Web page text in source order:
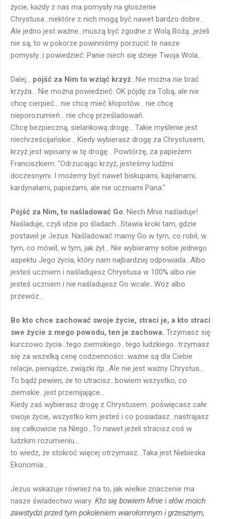
życie, każdy z nas ma pomysły na głoszenie
Chrystusa...niektóre z nich mogą być nawet bardzo dobre...
Ale jedno jest ważne...muszą być zgodne z Wolą Bożą...jeżeli
nie są, to w pokorze powinniśmy porzucić te nasze
pomysły...i powiedzieć: Panie niech się dzieje Twoja Wola...
Dalej... pójść za Nim to wziąć krzyż...Nie można nie brać
krzyża... Nie można powiedzieć: OK pójdę za Tobą, ale nie
chcę cierpieć... nie chcę mieć kłopotów... nie chcę
nieporozumień... nie chcę prześladowań.
Chcę bezpieczną, sielankową drogę... Takie myślenie jest
niechrześcijańskie... Kiedy wybierasz drogę za Chrystusem,
krzyż jest wpisany w tę drogę... Powtórzę, za papieżem
Franciszkiem: "Odrzucając krzyż, jesteśmy ludźmi
doczesnymi. I możemy być nawet biskupami, kapłanami,
kardynałami, papieżami, ale nie uczniami Pana."
Pójść za Nim, to naśladować Go. Niech Mnie naśladuje!
Naśladuje, czyli idzie po śladach...Stawia kroki tam, gdzie
postawił je Jezus. Naśladować mamy Go w tym, co robił, w
tym, co mówił, w tym, jak żył... Nie wybieramy sobie jednego
aspektu Jego życia, który nam najbardziej odpowiada...Albo
jesteś uczniem i naśladujesz Chrystusa w 100% albo nie
jesteś uczniem i nie naśladujesz Go wcale...Wóz albo
przewóz...
Bo kto chce zachować swoje życie, straci je, a kto straci
swe życie z mego powodu, ten je zachowa. Trzymasz się
kurczowo życia...tego ziemskiego...tego ludzkiego...trzymasz
się za wszelką cenę codzienności...ważne są dla Ciebie
relacje, pieniądze, związki itp...Ale nie jest ważny Chrystus...
To bądź pewien, że to utracisz...bowiem wszystko, co
ziemskie...jest przemijające...
Kiedy zaś wybierasz drogę z Chrystusem...poświęcasz całe
swoje życie, wszystko kim jesteś i co posiadasz...nastrajasz
się całkowicie na Niego...To nawet jeżeli stracisz coś w
ludzkim rozumieniu...
to wiedz, że stokroć więcej otrzymasz...Taka jest Niebieska
Ekonomia...
Jezus wskazuje również na to, jak wielkie znaczenie ma
nasze świadectwo wiary: Kto się bowiem Mnie i słów moich
zawstydzi przed tym pokoleniem wiarołomnym i grzesznym,